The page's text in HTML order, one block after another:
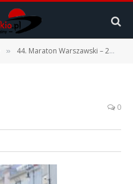
» 44. Maraton Warszawski – 25.09.2022 r.
0